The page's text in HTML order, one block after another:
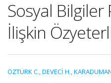
Sosyal Bilgiler
İlişkin
ÖZTÜRK C.,DEVECİ H.,